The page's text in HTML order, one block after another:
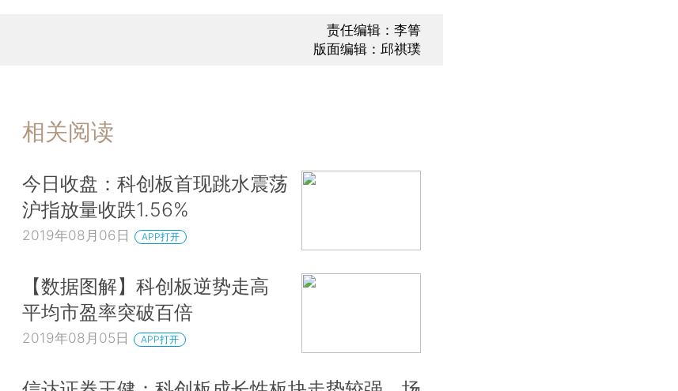
责任编辑：李箐
版面编辑：邱祺璞
相关阅读
今日收盘：科创板首现跳水震荡
沪指放量收跌1.56%
2019年08月06日 APP打开
【数据图解】科创板逆势走高
平均市盈率突破百倍
2019年08月05日 APP打开